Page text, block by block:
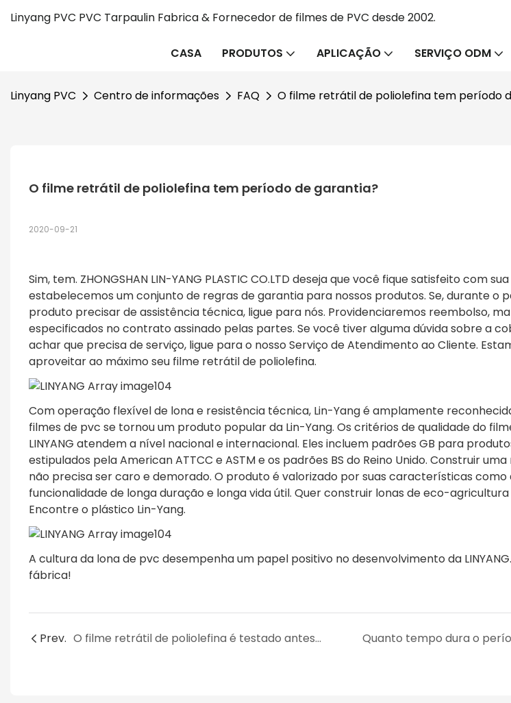
Linyang PVC PVC Tarpaulin Fabrica & Fornecedor de filmes de PVC desde 2002.
CASA PRODUTOS APLICAÇÃO SERVIÇO ODM
Linyang PVC Centro de informações FAQ O filme retrátil de poliolefina tem período
O filme retrátil de poliolefina tem período de garantia?
2020-09-21
Sim, tem. ZHONGSHAN LIN-YANG PLASTIC CO.LTD deseja que você fique satisfeito com
estabelecemos um conjunto de regras de garantia para nossos produtos. Se, durante o
produto precisar de assistência técnica, ligue para nós. Providenciaremos reembolso,
especificados no contrato assinado pelas partes. Se você tiver alguma dúvida sobre a
achar que precisa de serviço, ligue para o nosso Serviço de Atendimento ao Cliente.
aproveitar ao máximo seu filme retrátil de poliolefina.
Com operação flexível de lona e resistência técnica, Lin-Yang é amplamente
filmes de pvc se tornou um produto popular da Lin-Yang. Os critérios de qualidade do
LINYANG atendem a nível nacional e internacional. Eles incluem padrões GB para
estipulados pela American ATTCC e ASTM e os padrões BS do Reino Unido. Construir
não precisa ser caro e demorado. O produto é valorizado por suas características como
funcionalidade de longa duração e longa vida útil. Quer construir lonas de eco-
Encontre o plástico Lin-Yang.
A cultura da lona de pvc desempenha um papel positivo no desenvolvimento da
fábrica!
Prev. O filme retrátil de poliolefina é testado antes do envio?